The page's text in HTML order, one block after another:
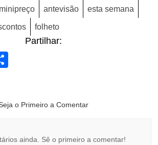
minipreço antevisão esta semana
folheto
Partilhar:
o Primeiro a Comentar
ainda. Sê o primeiro a comentar!